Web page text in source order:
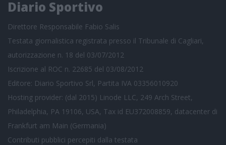
Diario Sportivo
Direttore Responsabile Fabio Salis
Testata giornalistica registrata presso il Tribunale di Cagliari,
autorizzazione n. 18 del 03/07/2012
Iscrizione al ROC n. 22685 del 03/08/2012
Editore: Diario Sportivo Srl, Partita IVA 03356010920
Hosting provider: (dal 2015) Linode LLC, 249 Arch Street,
Philadelphia, PA 19106, USA, Tax id EU372008859, datacenter di
Frankfurt am Main (Germania)
Contributi pubblici percepiti dalla testata